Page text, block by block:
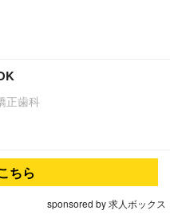
正歯科
ちら
sponsored by 求人ボックス